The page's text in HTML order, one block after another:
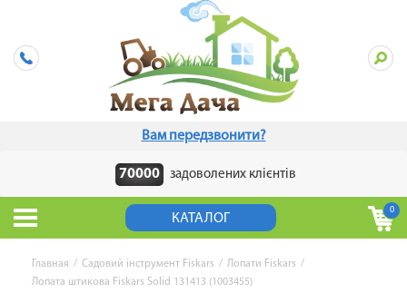
Вам передзвонити?
70000 задоволених клієнтів
КАТАЛОГ
0
Главная / Садовий інструмент Fiskars / Лопати Fiskars /
Лопата штикова Fiskars Solid 131413 (1003455)